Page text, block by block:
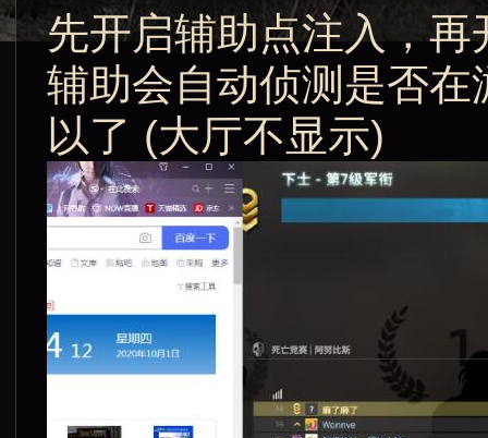
先开启辅助点注入，
辅助会自动侦测是否
以了 (大厅不显示)